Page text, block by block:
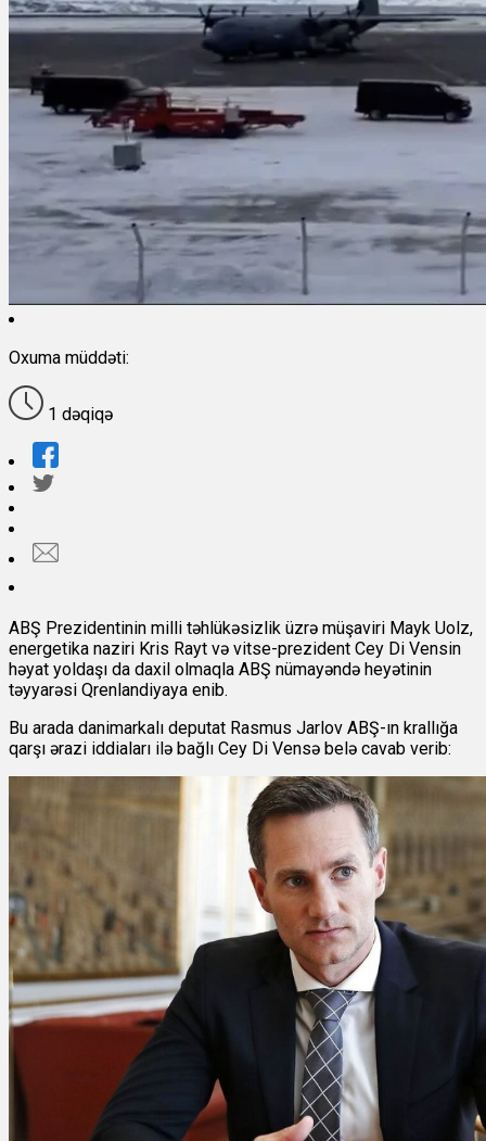
Oxuma müddəti:
1 dəqiqə
ABŞ Prezidentinin milli təhlükəsizlik üzrə müşaviri Mayk Uolz,
energetika naziri Kris Rayt və vitse-prezident Cey Di Vensin
həyat yoldaşı da daxil olmaqla ABŞ nümayəndə heyətinin
təyyarəsi Qrenlandiyaya enib.
Bu arada danimarkalı deputat Rasmus Jarlov ABŞ-ın krallığa
qarşı ərazi iddiaları ilə bağlı Cey Di Vensə belə cavab verib: